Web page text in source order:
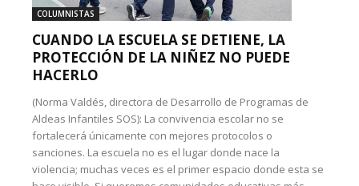
COLUMNISTAS
CUANDO LA ESCUELA SE DETIENE, LA
PROTECCIÓN DE LA NIÑEZ NO PUEDE
HACERLO
(Norma Valdés, directora de Desarrollo de Programas de
Aldeas Infantiles SOS): La convivencia escolar no se
fortalecerá únicamente con mejores protocolos o
sanciones. La escuela no es el lugar donde nace la
violencia; muchas veces es el primer espacio donde esta se